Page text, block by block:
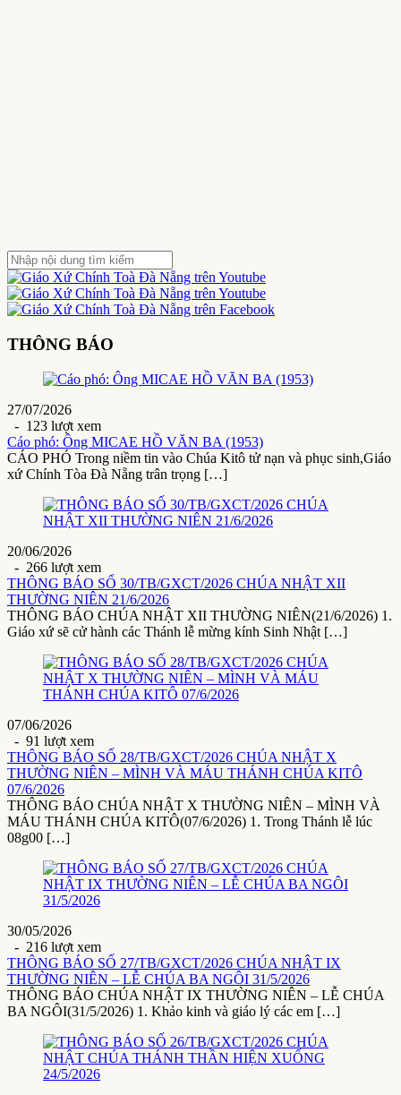
THÔNG BÁO
27/07/2026
- 123 lượt xem
Cáo phó: Ông MICAE HỒ VĂN BA (1953)
CÁO PHÓ Trong niềm tin vào Chúa Kitô tử nạn và phục sinh,Giáo
xứ Chính Tòa Đà Nẵng trân trọng […]
20/06/2026
- 266 lượt xem
THÔNG BÁO SỐ 30/TB/GXCT/2026 CHÚA NHẬT XII
THƯỜNG NIÊN 21/6/2026
THÔNG BÁO CHÚA NHẬT XII THƯỜNG NIÊN(21/6/2026) 1.
Giáo xứ sẽ cử hành các Thánh lễ mừng kính Sinh Nhật […]
07/06/2026
- 91 lượt xem
THÔNG BÁO SỐ 28/TB/GXCT/2026 CHÚA NHẬT X
THƯỜNG NIÊN – MÌNH VÀ MÁU THÁNH CHÚA KITÔ
07/6/2026
THÔNG BÁO CHÚA NHẬT X THƯỜNG NIÊN – MÌNH VÀ
MÁU THÁNH CHÚA KITÔ(07/6/2026) 1. Trong Thánh lễ lúc
08g00 […]
30/05/2026
- 216 lượt xem
THÔNG BÁO SỐ 27/TB/GXCT/2026 CHÚA NHẬT IX
THƯỜNG NIÊN – LỄ CHÚA BA NGÔI 31/5/2026
THÔNG BÁO CHÚA NHẬT IX THƯỜNG NIÊN – LỄ CHÚA
BA NGÔI(31/5/2026) 1. Khảo kinh và giáo lý các em […]